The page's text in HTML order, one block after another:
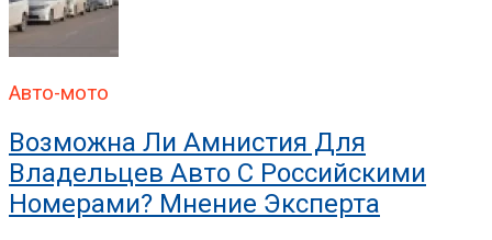
Авто-мото
Возможна Ли Амнистия Для
Владельцев Авто С Российскими
Номерами? Мнение Эксперта